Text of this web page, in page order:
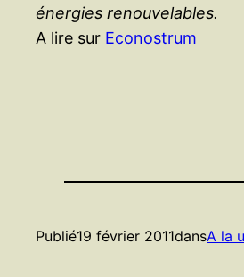
énergies renouvelables.
A lire sur Econostrum
Publié19 février 2011dansA la